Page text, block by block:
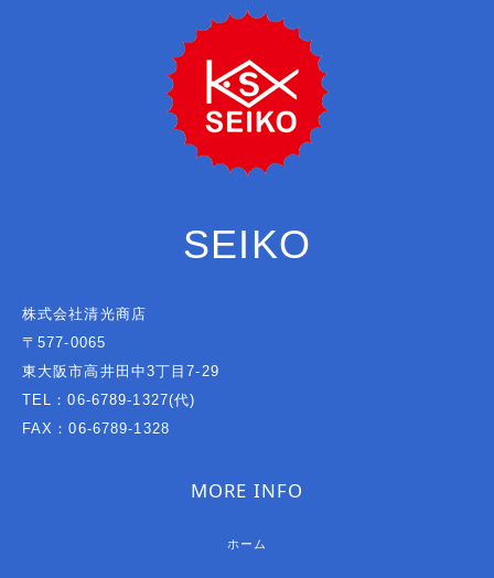
SEIKO
株式会社清光商店
〒577-0065
東大阪市高井田中3丁目7-29
TEL：06-6789-1327(代)
FAX：06-6789-1328
MORE INFO
ホーム